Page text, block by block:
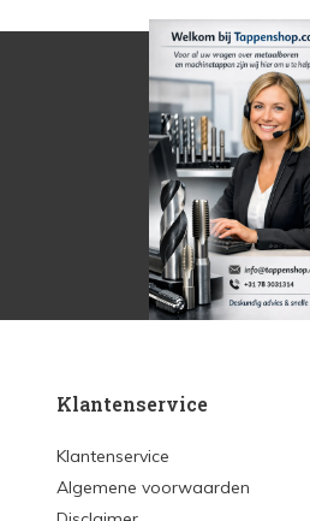
Klantenservice
Klantenservice
Algemene voorwaarden